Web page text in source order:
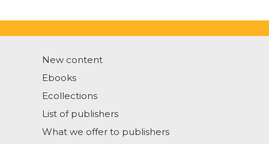
New content
Ebooks
Ecollections
List of publishers
What we offer to publishers